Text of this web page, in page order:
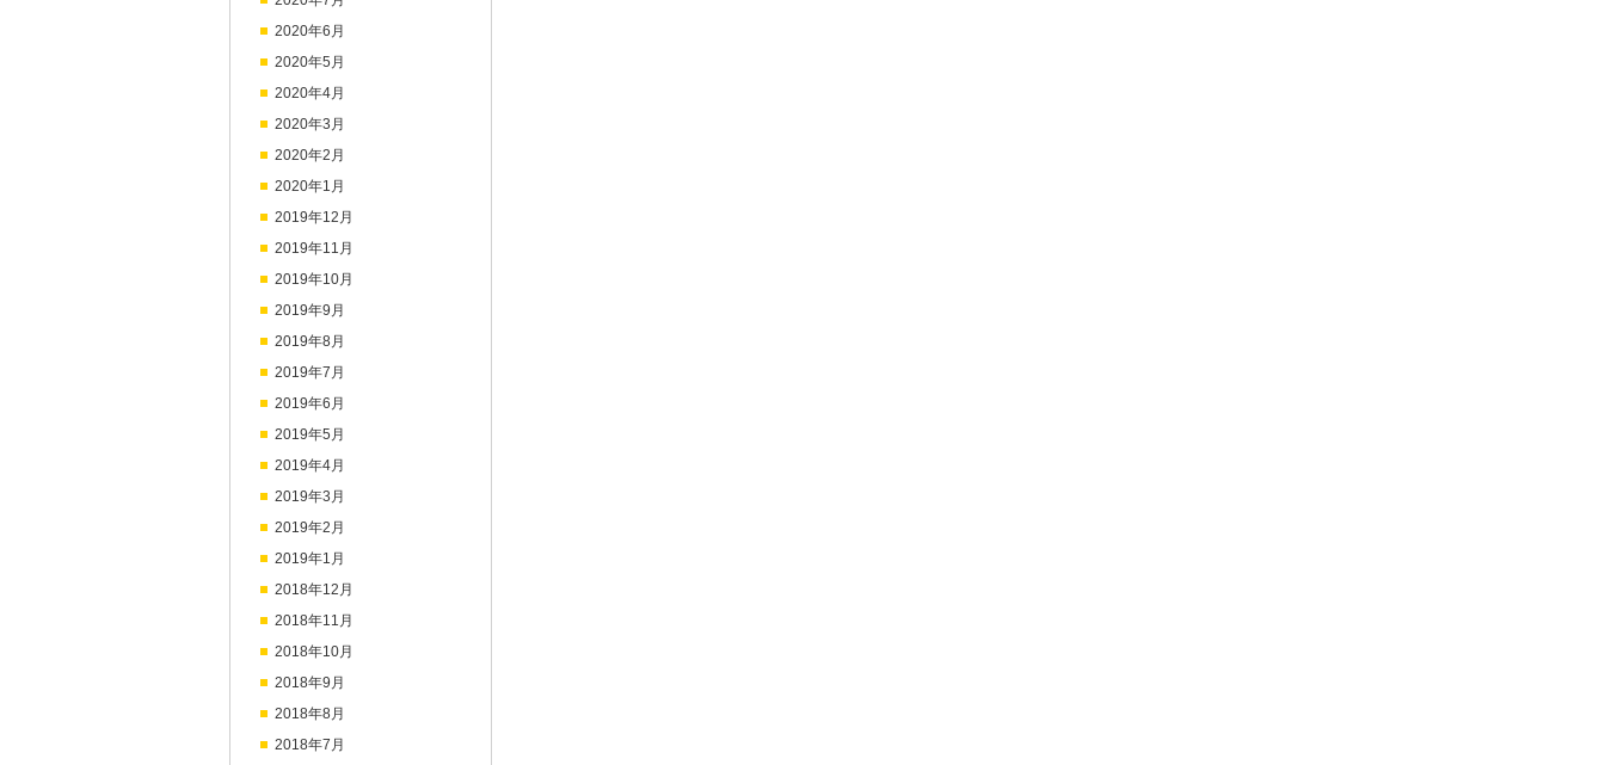
2020年6月
2020年5月
2020年4月
2020年3月
2020年2月
2020年1月
2019年12月
2019年11月
2019年10月
2019年9月
2019年8月
2019年7月
2019年6月
2019年5月
2019年4月
2019年3月
2019年2月
2019年1月
2018年12月
2018年11月
2018年10月
2018年9月
2018年8月
2018年7月